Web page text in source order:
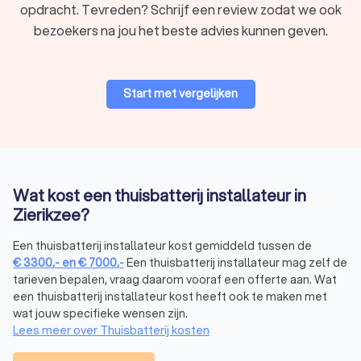
De keuze voor een thuisbatterij hangt af van verschillende
factoren. Zo is de capaciteit belangrijk, wat bepaalt hoeveel
energie de batterij kan opslaan. Een gemiddeld huishouden in
een rol. Trustoo biedt de mogelijkheid om gratis en
vrijblijvend vier offertes aan te vragen bij lokale thuisbatterij
Het installeren van een thuisbatterij in
Zierikzee
Het installeren van een thuisbatterij vereist expertise. Een
professionele thuisbatterij installateur uit Zierikzee zorgt
voor een veilige en correcte aansluiting op je zonnepanelen
en het elektriciteitsnetwerk. De installateur adviseert je over
de beste plek voor de batterij, meestal in de buurt van de
opdracht. Tevreden? Schrijf een review zodat we ook
bezoekers na jou het beste advies kunnen geven.
Start met vergelijken
Wat kost een thuisbatterij installateur in
Zierikzee?
Een thuisbatterij installateur kost gemiddeld tussen de
€3300,- en€ 7000,-Een thuisbatterij installateur mag zelf de
tarieven bepalen, vraag daarom vooraf een offerte aan. Wat
een thuisbatterij installateur kost heeft ook te maken met
wat jouw specifieke wensen zijn.
Lees meer over Thuisbatterij kosten